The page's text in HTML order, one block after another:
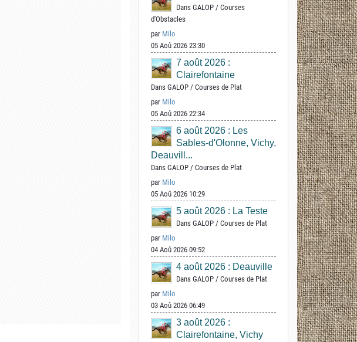
Dans GALOP / Courses
d'Obstacles
par Milo
05 Aoû 2026 23:30
7 août 2026 :
Clairefontaine
Dans GALOP / Courses de Plat
par Milo
05 Aoû 2026 22:34
6 août 2026 : Les
Sables-d'Olonne, Vichy,
Deauvill...
Dans GALOP / Courses de Plat
par Milo
05 Aoû 2026 10:29
5 août 2026 : La Teste
Dans GALOP / Courses de Plat
par Milo
04 Aoû 2026 09:52
4 août 2026 : Deauville
Dans GALOP / Courses de Plat
par Milo
03 Aoû 2026 06:49
3 août 2026 :
Clairefontaine, Vichy